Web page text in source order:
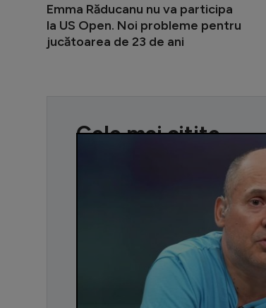
Emma Răducanu nu va participa
la US Open. Noi probleme pentru
jucătoarea de 23 de ani
Cele mai citite